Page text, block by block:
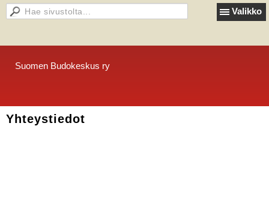
Valikko
Suomen Budokeskus ry
Yhteystiedot